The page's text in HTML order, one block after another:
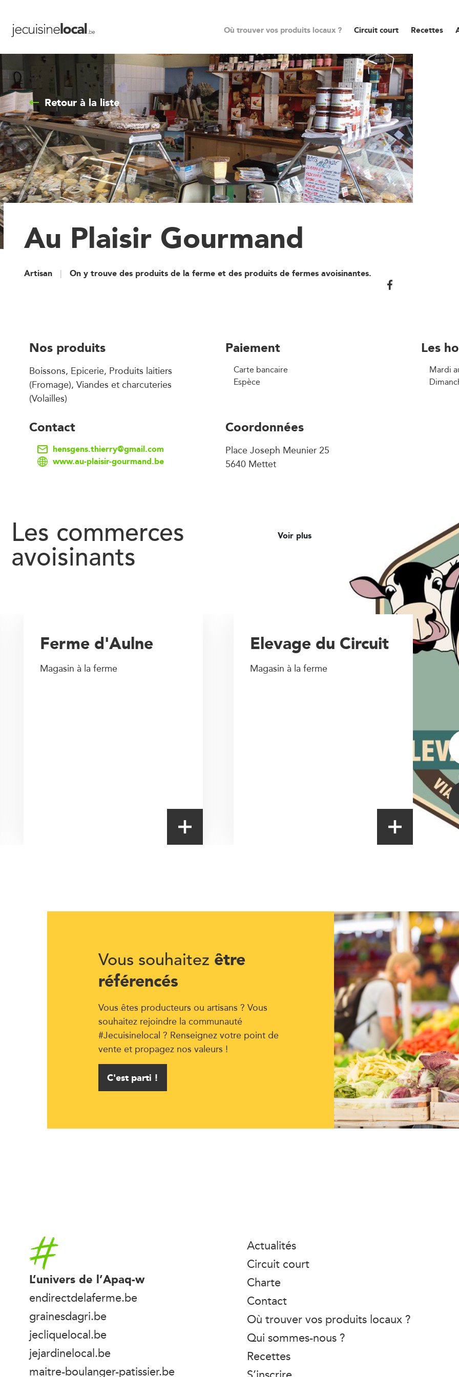
Où trouver vos produits locaux ? Circuit court Recettes
Retour à la liste
Au Plaisir Gourmand
Artisan On y trouve des produits de la ferme et des produits de fermes avoisinantes.
Nos produits
Boissons, Epicerie, Produits laitiers
(Fromage), Viandes et charcuteries
(Volailles)
Paiement
Carte bancaire
Espèce
Les
Mardi
Contact
hensgens.thierry@gmail.com
www.au-plaisir-gourmand.be
Coordonnées
Place Joseph Meunier 25
5640 Mettet
Les commerces
avoisinants
Voir plus
Elevage du Circuit
Magasin à la ferme
Ferme d'Aulne
Magasin à la ferme
Vous souhaitez être
référencés
Vous êtes producteurs ou artisans ? Vous
souhaitez rejoindre la communauté
#Jecuisinelocal ? Renseignez votre point de
vente et propagez nos valeurs !
C'est parti !
Accueil
L’univers de l’Apaq-w
endirectdelaferme.be
grainesdagri.be
jecliquelocal.be
jejardinelocal.be
maitre-boulanger-patissier.be
Actualités
Circuit court
Charte
Contact
Où trouver vos produits locaux ?
Qui sommes-nous ?
Recettes